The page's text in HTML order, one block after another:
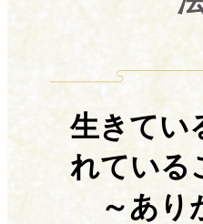
生きてい
れている
～あり